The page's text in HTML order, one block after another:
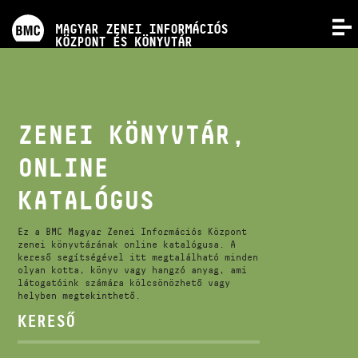
MAGYAR ZENEI INFORMÁCIÓS
KÖZPONT ÉS KÖNYVTÁR
KÉPZÉSEK
KIADVÁNYOK
RÓLUNK
KAPCSOLAT
ZENEI KÖNYVTÁR,
ONLINE
KATALÓGUS
Ez a BMC Magyar Zenei Információs Központ
zenei könyvtárának online katalógusa. A
kereső segítségével itt megtalálható minden
olyan kotta, könyv vagy hangzó anyag, ami
látogatóink számára kölcsönözhető vagy
helyben megtekinthető.
KERESŐ